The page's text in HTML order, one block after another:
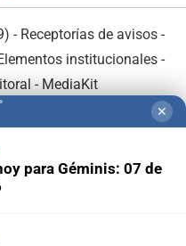
- Receptorías de avisos -
institucionales-
- MediaKit
✕
para Géminis: 07 de